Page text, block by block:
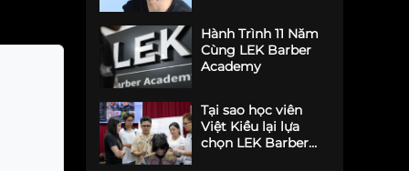
Hành Trình 11 Năm
Cùng LEK Barber
Academy
Tại sao học viên
Việt Kiều lại lựa
chọn LEK Barber